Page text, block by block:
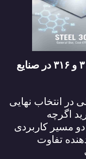
و ۳۱۶ در صنایع
در انتخاب نهایی
اگرچه
مسیر کاربردی
تفاوت